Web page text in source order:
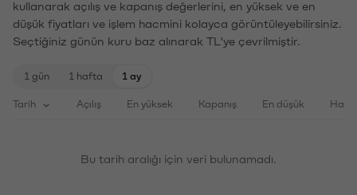
kullanarak açılış ve kapanış değerlerini, en yüksek ve en
düşük fiyatları ve işlem hacmini kolayca görüntüleyebilirsiniz.
Seçtiğiniz günün kuru baz alınarak TL'ye çevrilmiştir.
1 gün 1 hafta 1 ay
Tarih Açılış En yüksek Kapanış En düşük
Bu tarih aralığı için veri bulunamadı.